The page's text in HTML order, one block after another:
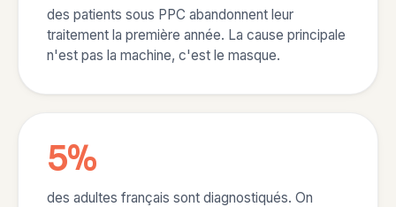
des patients sous PPC abandonnent leur
traitement la première année. La cause principale
n'est pas la machine, c'est le masque.
5%
des adultes français sont diagnostiqués. On